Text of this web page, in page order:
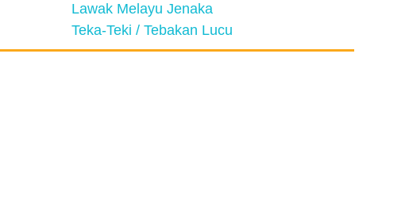
Lawak Melayu Jenaka
Teka-Teki / Tebakan Lucu